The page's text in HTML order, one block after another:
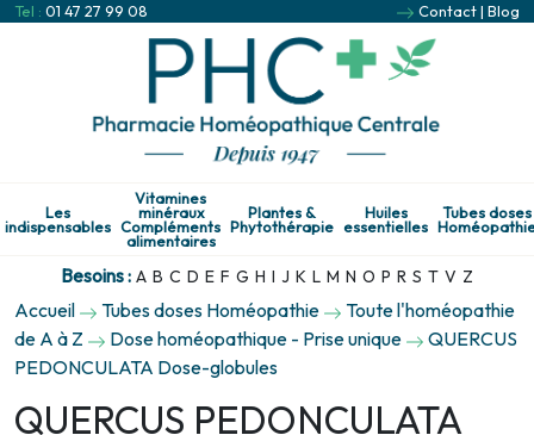
Tel : 01 47 27 99 08 Contact| Blog
Les
indispensables
Vitamines
minéraux
Compléments
alimentaires
Plantes &
Phytothérapie
Huiles
essentielles
Tubes doses
Besoins : A B C D E F G H I J K L M N O P R S T V Z
Accueil Tubes doses Homéopathie
Toute l'homéopathie
de A à Z
Dose homéopathique - Prise unique
QUERCUS
PEDONCULATA Dose-globules
QUERCUS PEDONCULATA